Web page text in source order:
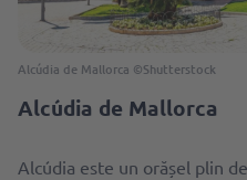
Alcúdia de Mallorca ©Shutterstock
Alcúdia de Mallorca
Alcúdia este un orășel plin